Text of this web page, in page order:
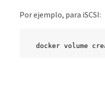
Por ejemplo, para iSCSI:
docker volume